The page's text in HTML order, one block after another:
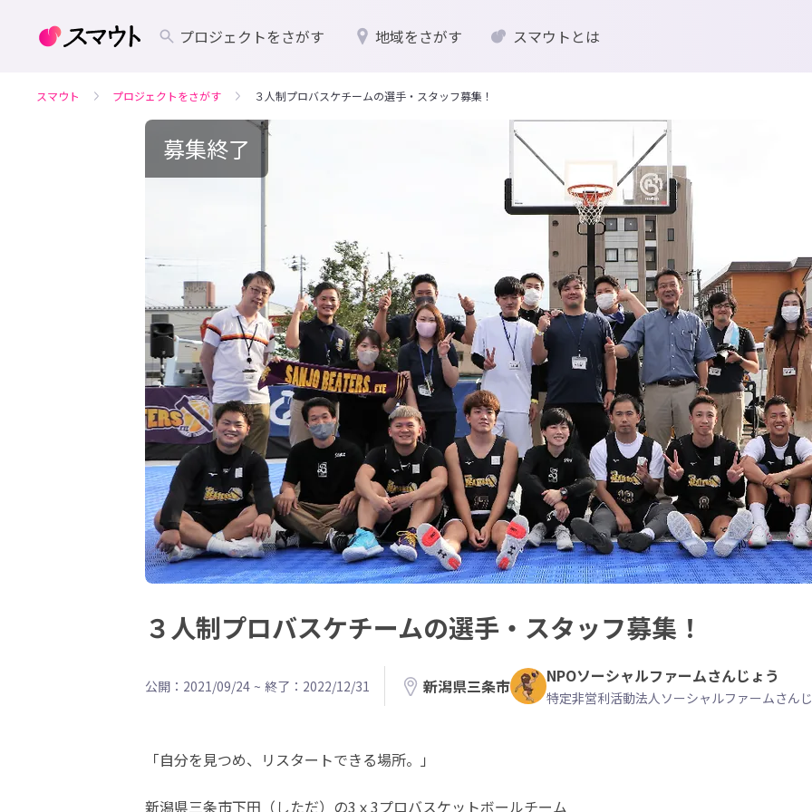
プロジェクトをさがす 地域をさがす スマウトとは
スマウト プロジェクトをさがす ３人制プロバスケチームの選手・スタッフ募集！
募集終了
３人制プロバスケチームの選手・スタッフ募集！
公開：2021/09/24 ~ 終了：2022/12/31 新潟県三条市 NPOソーシャルファームさんじょう
特定非営利活動法人ソーシャルファームさん
「自分を見つめ、リスタートできる場所。」
新潟県三条市下田（しただ）の3ｘ3プロバスケットボールチーム